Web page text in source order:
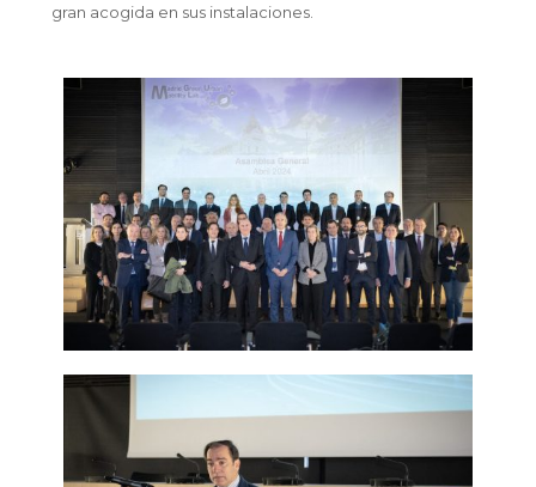
gran acogida en sus instalaciones.